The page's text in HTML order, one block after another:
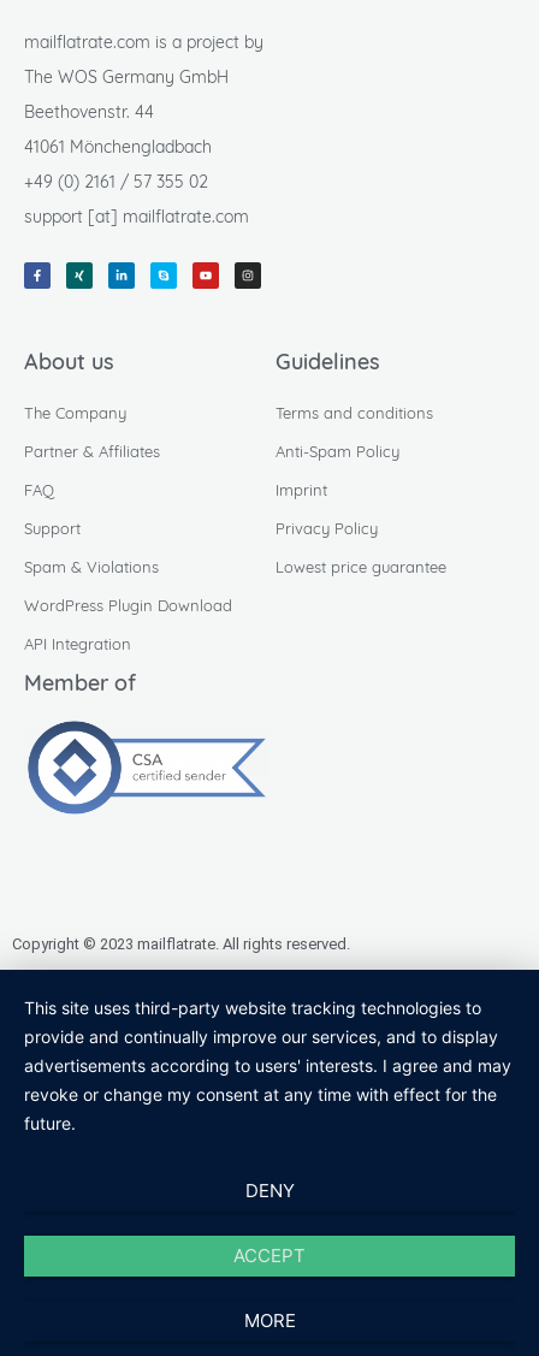
mailflatrate.com is a project by
The WOS Germany GmbH
Beethovenstr. 44
41061 Mönchengladbach
+49 (0) 2161 / 57 355 02
support [at] mailflatrate.com
About us
The Company
Partner & Affiliates
FAQ
Support
Spam & Violations
WordPress Plugin Download
API Integration
Guidelines
Terms and conditions
Anti-Spam Policy
Imprint
Privacy Policy
Lowest price guarantee
Member of
Copyright © 2023 mailflatrate. All rights reserved.
This site uses third-party website tracking technologies to
provide and continually improve our services, and to display
advertisements according to users' interests. I agree and may
revoke or change my consent at any time with effect for the
future.
DENY
ACCEPT
MORE